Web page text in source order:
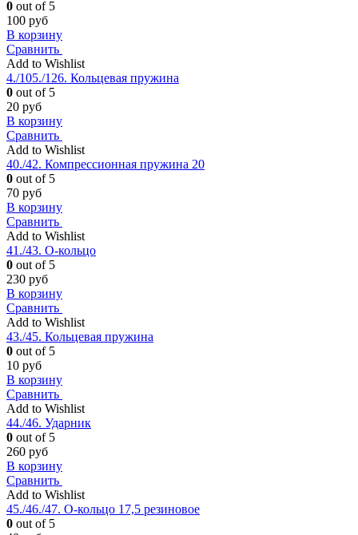
0 out of 5
100 руб
В корзину
Сравнить
Add to Wishlist
4./105./126. Кольцевая пружина
0 out of 5
20 руб
В корзину
Сравнить
Add to Wishlist
40./42. Компрессионная пружина 20
0 out of 5
70 руб
В корзину
Сравнить
Add to Wishlist
41./43. О-кольцо
0 out of 5
230 руб
В корзину
Сравнить
Add to Wishlist
43./45. Кольцевая пружина
0 out of 5
10 руб
В корзину
Сравнить
Add to Wishlist
44./46. Ударник
0 out of 5
260 руб
В корзину
Сравнить
Add to Wishlist
45./46./47. О-кольцо 17,5 резиновое
0 out of 5